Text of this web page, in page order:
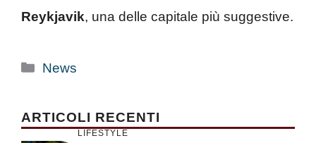
Reykjavik, una delle capitale più suggestive.
Categorie
News
ARTICOLI RECENTI
LIFESTYLE